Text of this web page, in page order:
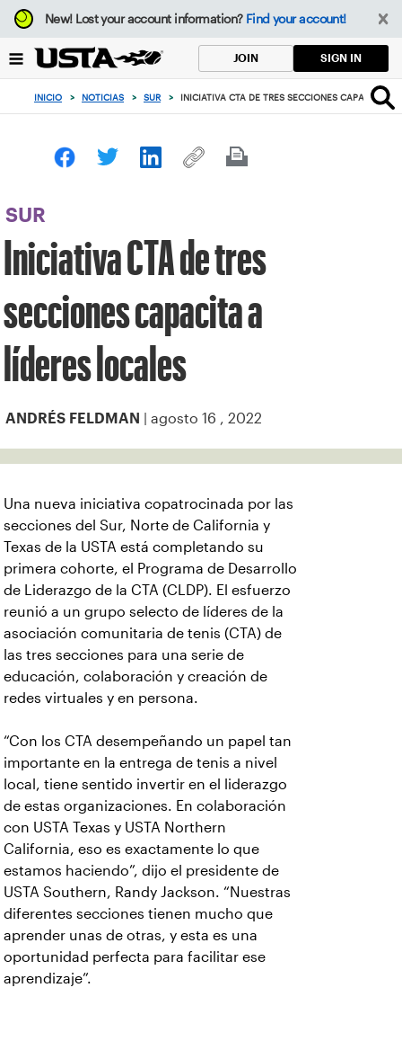
Enfoque
desde
botón
volver
principio
New!Lost your account information? Find your account!
JOIN SIGN IN
INICIO > NOTICIAS > SUR > INICIATIVA CTA DE TRES SECCIONES CAPACITA A
SUR
Iniciativa CTA de tres
secciones capacita a
líderes locales
ANDRÉS FELDMAN | agosto 16 , 2022
Una nueva iniciativa copatrocinada por las
secciones del Sur, Norte de California y
Texas de la USTA está completando su
primera cohorte, el Programa de Desarrollo
de Liderazgo de la CTA (CLDP). El esfuerzo
reunió a un grupo selecto de líderes de la
asociación comunitaria de tenis (CTA) de
las tres secciones para una serie de
educación, colaboración y creación de
redes virtuales y en persona.
“Con los CTA desempeñando un papel tan
importante en la entrega de tenis a nivel
local, tiene sentido invertir en el liderazgo
de estas organizaciones. En colaboración
con USTA Texas y USTA Northern
California, eso es exactamente lo que
estamos haciendo”, dijo el presidente de
USTA Southern, Randy Jackson. “Nuestras
diferentes secciones tienen mucho que
aprender unas de otras, y esta es una
oportunidad perfecta para facilitar ese
aprendizaje”.